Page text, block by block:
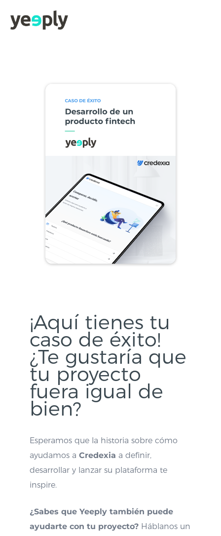
¡Aquí tienes tu
caso de éxito!
¿Te gustaría que
tu proyecto
fuera igual de
bien?
Esperamos que la historia sobre cómo
ayudamos a Credexia a definir,
desarrollar y lanzar su plataforma te
inspire.
¿Sabes que Yeeply también puede
ayudarte con tu proyecto? Háblanos un